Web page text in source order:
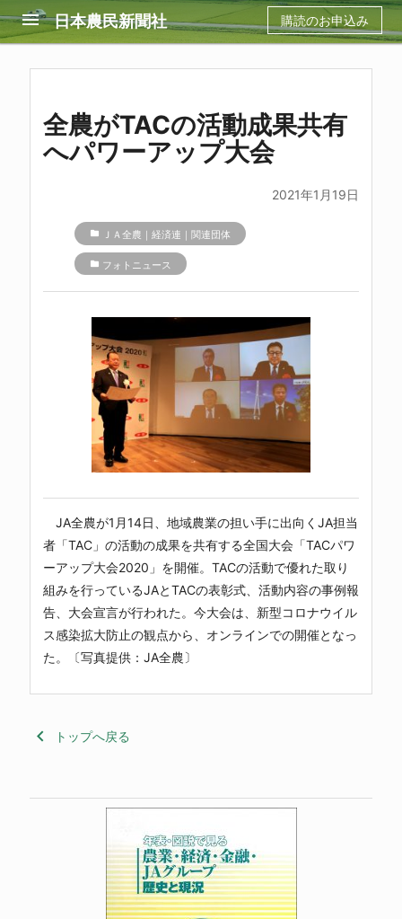
menu 日本農民新聞社 購読のお申込み
全農がTACの活動成果共有
へパワーアップ大会
2021年1月19日
folder ＪＡ全農｜経済連｜関連団体
folder フォトニュース
JA全農が1月14日、地域農業の担い手に出向くJA担当
者「TAC」の活動の成果を共有する全国大会「TACパワ
ーアップ大会2020」を開催。TACの活動で優れた取り
組みを行っているJAとTACの表彰式、活動内容の事例報
告、大会宣言が行われた。今大会は、新型コロナウイル
ス感染拡大防止の観点から、オンラインでの開催となっ
た。〔写真提供：JA全農〕
keyboard_arrow_left トップへ戻る